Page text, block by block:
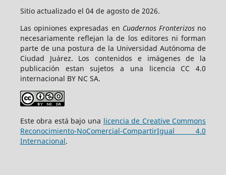
Sitio actualizado el 04 de agosto de 2026.
Las opiniones expresadas en Cuadernos Fronterizosno
necesariamente reflejan la de los editores ni forman
parte de una postura de la Universidad Autónoma de
Ciudad Juárez. Los contenidos e imágenes de la
publicación estan sujetos a una licencia CC 4.0
internacional BY NC SA.
Este obra está bajo una licencia de Creative Commons
Reconocimiento-NoComercial-CompartirIgual 4.0
Internacional.